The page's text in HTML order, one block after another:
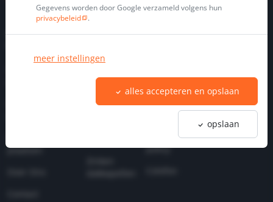
PINCKERS
plaatsen
DIENSTEN
Maatwerk
dakkapellen
ALGEMEEN
Projecten
instellingen
policy
VOLG ONS
Facebook
Instagram
Gegevens worden door Google verzameld volgens hun
privacybeleid
.
meer instellingen
alles accepteren en opslaan
opslaan